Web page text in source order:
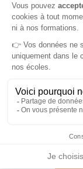
et
aux
3
(Île de
Tunis